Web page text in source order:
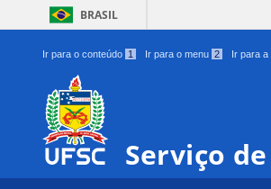
BRASIL
Ir para o conteúdo 1 Ir para o menu 2 Ir para a
Serviço